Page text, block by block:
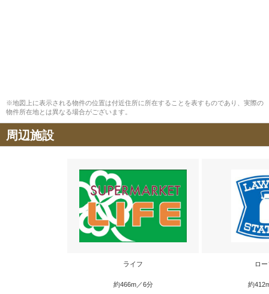
※地図上に表示される物件の位置は付近住所に所在することを表すものであり、実際の
物件所在地とは異なる場合がございます。
周辺施設
ライフ
約466m／6分
ロ
約